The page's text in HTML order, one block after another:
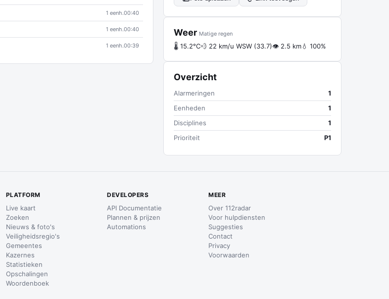
1 eenh.00:40
1 eenh.00:40
1 eenh.00:39
Weer Matige regen
🌡 15.2°C💨 22 km/u WSW (33.7)👁 2.5 km💧 100%
Overzicht
Alarmeringen
1
Eenheden
1
Disciplines
1
Prioriteit
P1
PLATFORM
Live kaart
Zoeken
Nieuws & foto's
Veiligheidsregio's
Gemeentes
Kazernes
Statistieken
Opschalingen
Woordenboek
DEVELOPERS
API Documentatie
Plannen & prijzen
Automations
MEER
Over 112radar
Voor hulpdiensten
Suggesties
Contact
Privacy
Voorwaarden